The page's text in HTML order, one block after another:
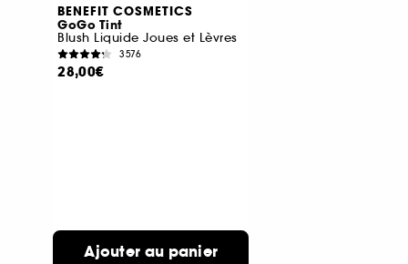
BENEFIT COSMETICS
GoGo Tint
Blush Liquide Joues et Lèvres
3576
28,00€
Ajouter au panier